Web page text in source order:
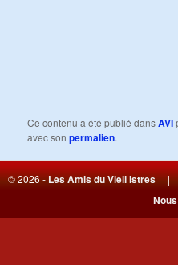
Ce contenu a été publié dansAVI
avec sonpermalien.
© 2026 -Les Amis du Vieil Istres
|